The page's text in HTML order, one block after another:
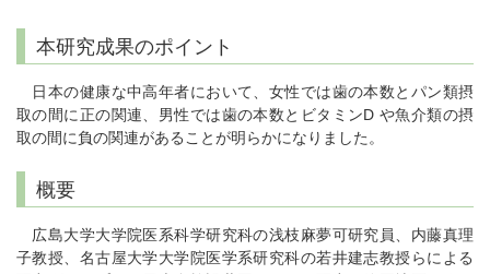
本研究成果のポイント
日本の健康な中高年者において、女性では歯の本数とパン類摂
取の間に正の関連、男性では歯の本数とビタミンD や魚介類の摂
取の間に負の関連があることが明らかになりました。
概要
広島大学大学院医系科学研究科の浅枝麻夢可研究員、内藤真理
子教授、名古屋大学大学院医学系研究科の若井建志教授らによる